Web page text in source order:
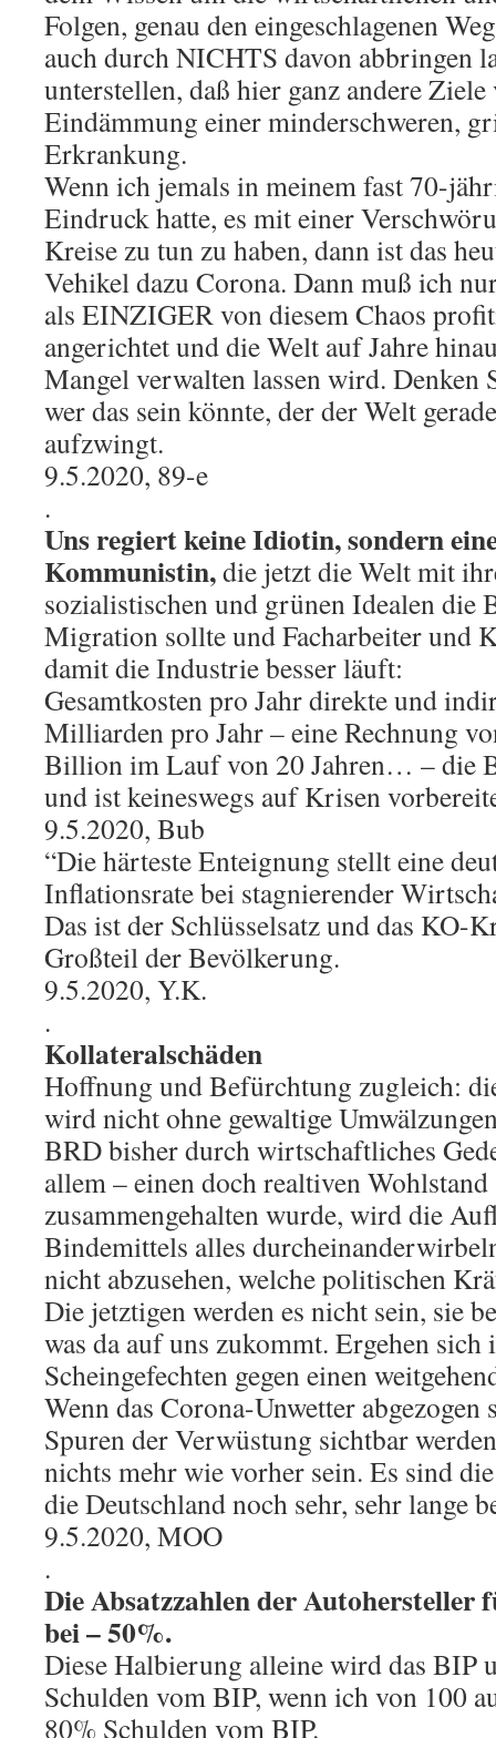
Folgen, genau den eingeschlagenen
auch durch NICHTS davon abbringen
unterstellen, daß hier ganz andere
Eindämmung einer minderschweren,
Erkrankung.
Wenn ich jemals in meinem fast 70-
Eindruck hatte, es mit einer
Kreise zu tun zu haben, dann ist das
Vehikel dazu Corona. Dann muß ich
als EINZIGER von diesem Chaos
angerichtet und die Welt auf Jahre
Mangel verwalten lassen wird. Denken
wer das sein könnte, der der Welt
aufzwingt.
9.5.2020, 89-e
.
Uns regiert keine Idiotin, sondern
Kommunistin,die jetzt die Welt mit
sozialistischen und grünen Idealen die
Migration sollte und Facharbeiter und
damit die Industrie besser läuft:
Gesamtkosten pro Jahr direkte und
Milliarden pro Jahr – eine Rechnung
Billion im Lauf von 20 Jahren… – die
und ist keineswegs auf Krisen
9.5.2020, Bub
“Die härteste Enteignung stellt eine
Inflationsrate bei stagnierender
Das ist der Schlüsselsatz und das KO-
Großteil der Bevölkerung.
9.5.2020, Y.K.
.
Kollateralschäden
Hoffnung und Befürchtung zugleich:
wird nicht ohne gewaltige
BRD bisher durch wirtschaftliches
allem – einen doch realtiven
zusammengehalten wurde, wird die
Bindemittels alles
nicht abzusehen, welche politischen
Die jetztigen werden es nicht sein, sie
was da auf uns zukommt. Ergehen
Scheingefechten gegen einen
Wenn das Corona-Unwetter
Spuren der Verwüstung sichtbar
nichts mehr wie vorher sein. Es sind
die Deutschland noch sehr, sehr lange
9.5.2020, MOO
.
Die Absatzzahlen der Autohersteller
bei – 50%.
Diese Halbierung alleine wird das BIP
Schulden vom BIP, wenn ich von 100
80% Schulden vom BIP.